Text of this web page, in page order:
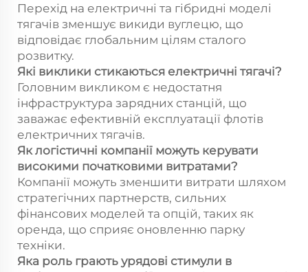
Перехід на електричні та гібридні моделі
тягачів зменшує викиди вуглецю, що
відповідає глобальним цілям сталого
розвитку.
Які виклики стикаються електричні тягачі?
Головним викликом є недостатня
інфраструктура зарядних станцій, що
заважає ефективній експлуатації флотів
електричних тягачів.
Як логістичні компанії можуть керувати
високими початковими витратами?
Компанії можуть зменшити витрати шляхом
стратегічних партнерств, сильних
фінансових моделей та опцій, таких як
оренда, що сприяє оновленню парку
техніки.
Яка роль грають урядові стимули в